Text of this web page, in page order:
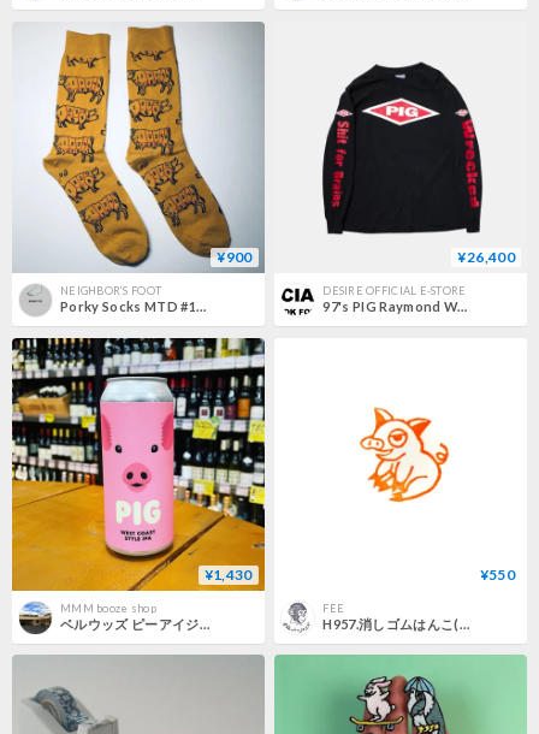
¥900
NEIGHBOR’S FOOT
Porky Socks MTD #109
¥26,400
DESIRE OFFICIAL E-STORE
97's PIG Raymond Watts "Red Raw & Sore" L/S T-shirts XL
¥1,430
MMM booze shop
ベルウッズ ピーアイジー West Coast IPA ( Bellwoods Brewery / PIG West Coast IPA )
¥550
FEE
H957.消しゴムはんこ(スタンプ)ブタ